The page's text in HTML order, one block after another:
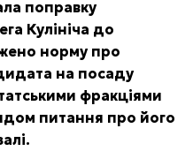
поправку
Кулініча до
норму про
на посаду
фракціями
питання про його